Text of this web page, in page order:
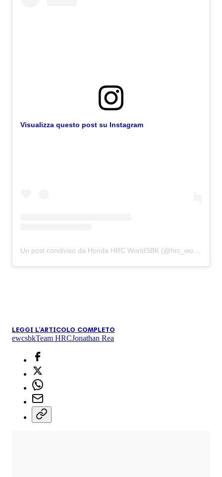
Visualizza questo post su Instagram
LEGGI L'ARTICOLO COMPLETO
ewcsbkTeam HRCJonathan Rea